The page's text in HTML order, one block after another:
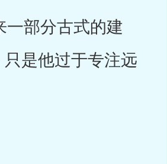
部分古式的建
是他过于专注远